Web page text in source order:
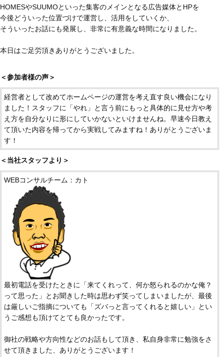
HOMESやSUUMOといった集客のメインとなる広告媒体とHPを
今後どういった位置づけで運営し、活用をしていくか、
そういったお話にも発展し、非常に有意義な時間になりました。
本日はご足労頂きありがとうございました。
＜参加者様の声＞
経営者として改めてホームページの運営を考え直す良い機会になり
ました！スタッフに「やれ」と言う前にもっと具体的に見せ方や考
え方を自分なりに形にしていかないといけませんね。早速今日教え
て頂いた内容を帰ってから実戦してみますね！ありがとうございま
す！
＜当社スタッフより＞
WEBコンサルチーム：カト
最初電話を受けたときに「来てくれって、何か怒られるのかな俺？
って思った」とお聞きした時は思わず笑ってしまいましたが、最後
は厳しいご指摘についても「ズバっと言ってくれると嬉しい」とい
うご感想も頂けてとても良かったです。
御社の戦略や方向性などのお話もして頂き、私自身非常に勉強をさ
せて頂きました、ありがとうございます！